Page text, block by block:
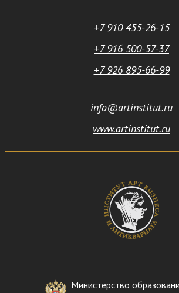
+7 910 455-26-15
+7 916 500-57-37
+7 926 895-66-99
info@artinstitut.ru
www.artinstitut.ru
Министерство